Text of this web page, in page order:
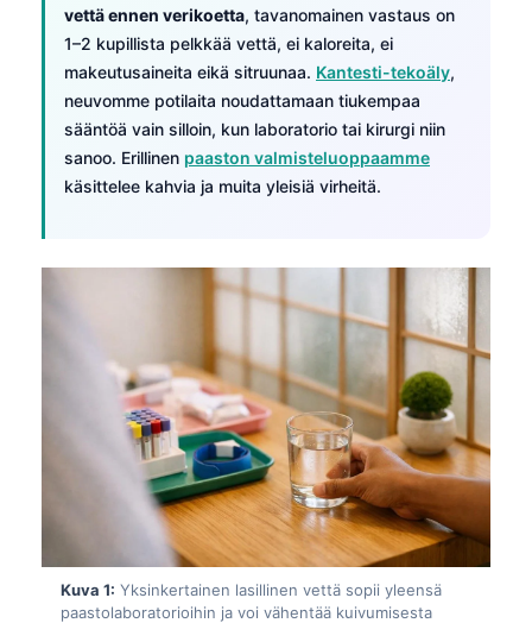
vettä ennen verikoetta, tavanomainen vastaus on
1–2 kupillista pelkkää vettä, ei kaloreita, ei
makeutusaineita eikä sitruunaa. Kantesti-tekoäly,
neuvomme potilaita noudattamaan tiukempaa
sääntöä vain silloin, kun laboratorio tai kirurgi niin
sanoo. Erillinen paaston valmisteluoppaamme
käsittelee kahvia ja muita yleisiä virheitä.
Kuva 1: Yksinkertainen lasillinen vettä sopii yleensä
paastolaboratorioihin ja voi vähentää kuivumisesta